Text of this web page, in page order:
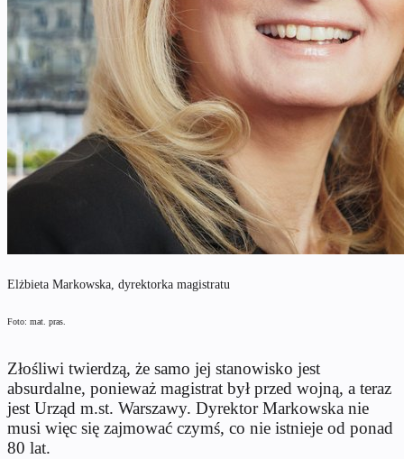
Elżbieta Markowska, dyrektorka magistratu
Foto: mat. pras.
Złośliwi twierdzą, że samo jej stanowisko jest
absurdalne, ponieważ magistrat był przed wojną, a teraz
jest Urząd m.st. Warszawy. Dyrektor Markowska nie
musi więc się zajmować czymś, co nie istnieje od ponad
80 lat.